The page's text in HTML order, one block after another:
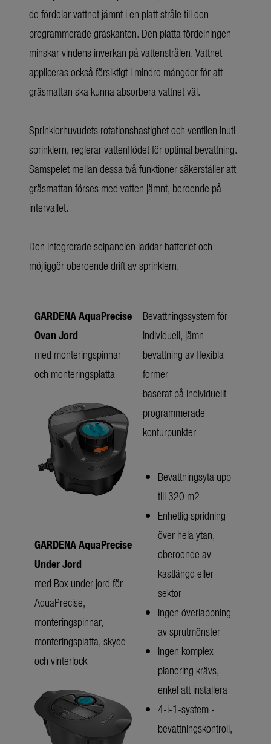
de fördelar vattnet jämnt i en platt stråle till den
programmerade gräskanten. Den platta fördelningen
minskar vindens inverkan på vattenstrålen. Vattnet
appliceras också försiktigt i mindre mängder för att
gräsmattan ska kunna absorbera vattnet väl.
Sprinklerhuvudets rotationshastighet och ventilen inuti
sprinklern, reglerar vattenflödet för optimal bevattning.
Samspelet mellan dessa två funktioner säkerställer att
gräsmattan förses med vatten jämnt, beroende på
intervallet.
Den integrerade solpanelen laddar batteriet och
möjliggör oberoende drift av sprinklern.
GARDENA AquaPrecise
Ovan Jord
med monteringspinnar
och monteringsplatta
GARDENA AquaPrecise
Under Jord
med Box under jord för
AquaPrecise,
monteringspinnar,
monteringsplatta, skydd
och vinterlock
Bevattningssystem för
individuell, jämn
bevattning av flexibla
former
baserat på individuellt
programmerade
konturpunkter
Bevattningsyta upp
till 320 m2
Enhetlig spridning
över hela ytan,
oberoende av
kastlängd eller
sektor
Ingen överlappning
av sprutmönster
Ingen komplex
planering krävs,
enkel att installera
4-i-1-system -
bevattningskontroll,